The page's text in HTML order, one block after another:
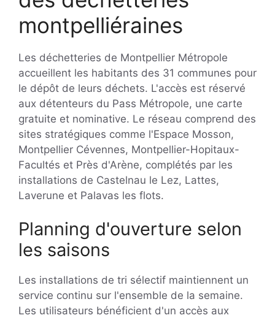
montpelliéraines
Les déchetteries de Montpellier Métropole
accueillent les habitants des 31 communes pour
le dépôt de leurs déchets. L'accès est réservé
aux détenteurs du Pass Métropole, une carte
gratuite et nominative. Le réseau comprend des
sites stratégiques comme l'Espace Mosson,
Montpellier Cévennes, Montpellier-Hopitaux-
Facultés et Près d'Arène, complétés par les
installations de Castelnau le Lez, Lattes,
Laverune et Palavas les flots.
Planning d'ouverture selon
les saisons
Les installations de tri sélectif maintiennent un
service continu sur l'ensemble de la semaine.
Les utilisateurs bénéficient d'un accès aux